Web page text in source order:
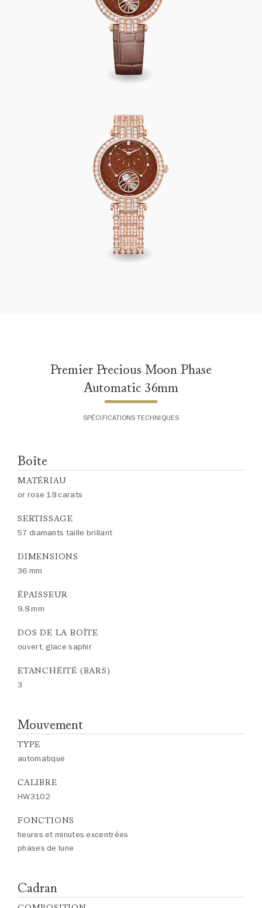
Premier Precious Moon Phase
Automatic 36mm
SPÉCIFICATIONS TECHNIQUES
Boîte
MATÉRIAU
or rose 18 carats
SERTISSAGE
57 diamants taille brillant
DIMENSIONS
36 mm
ÉPAISSEUR
9.8 mm
DOS DE LA BOÎTE
ouvert, glace saphir
ETANCHÉITÉ (BARS)
3
Mouvement
TYPE
automatique
CALIBRE
HW3102
FONCTIONS
heures et minutes excentrées
phases de lune
Cadran